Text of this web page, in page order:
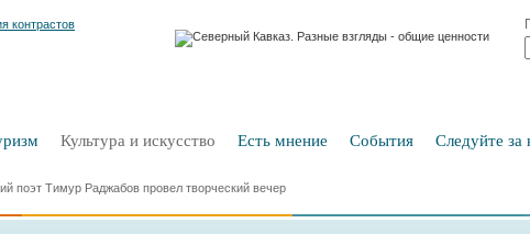
Культура и искусство Есть мнение События Следуйте
поэт Тимур Раджабов провел творческий вечер